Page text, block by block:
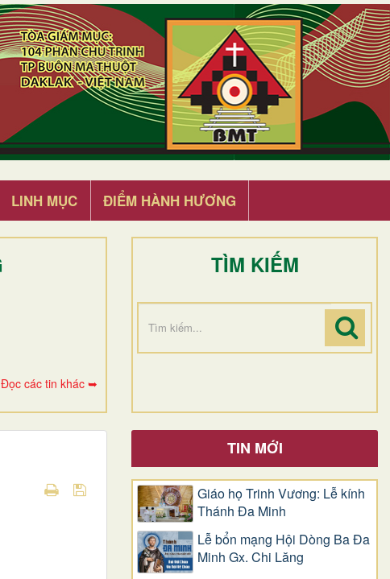
LINH MỤC ĐIỂM HÀNH HƯƠNG
Đọc các tin khác ➥
TÌM KIẾM
TIN MỚI
Giáo họ Trinh Vương: Lễ kính
Thánh Đa Minh
Lễ bổn mạng Hội Dòng Ba Đa
Minh Gx. Chi Lăng